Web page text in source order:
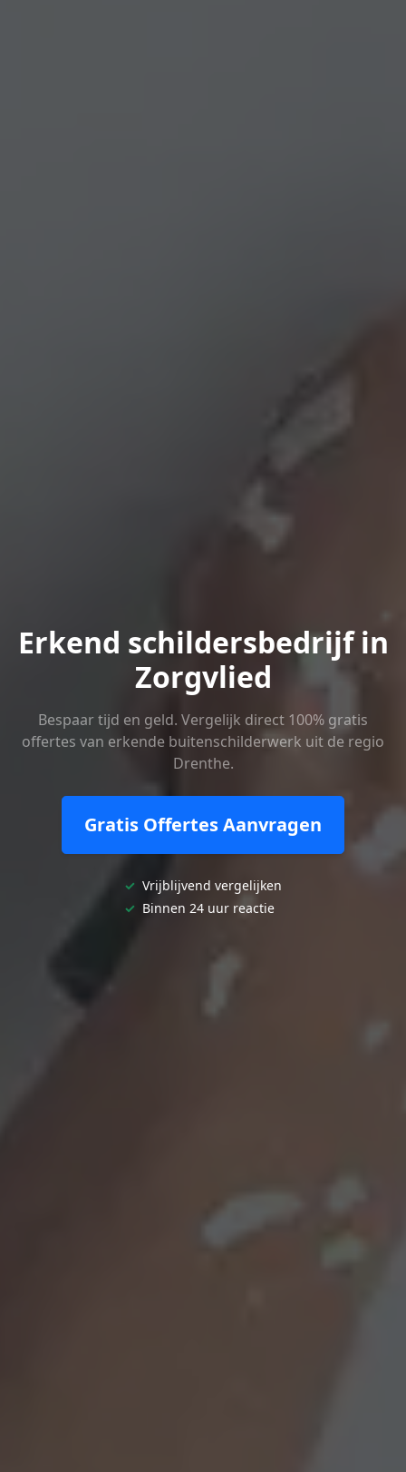
Erkend schildersbedrijf in
Zorgvlied
Bespaar tijd en geld. Vergelijk direct 100% gratis
offertes van erkende buitenschilderwerk uit de regio
Drenthe.
Gratis Offertes Aanvragen
✓ Vrijblijvend vergelijken
✓ Binnen 24 uur reactie